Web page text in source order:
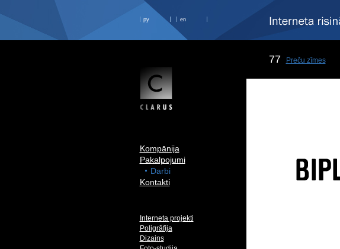
ру en
Kompānija
Pakalpojumi
Darbi
Kontakti
Interneta projekti
Poligrāfija
Dizains
77 Preču zīmes